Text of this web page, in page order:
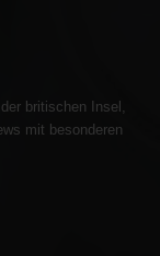
britischen Insel,
mit besonderen